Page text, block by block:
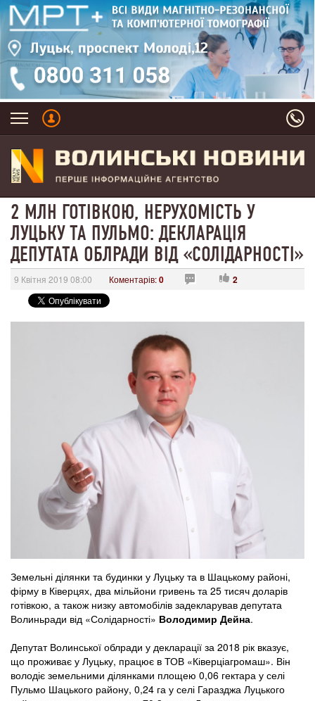
2 МЛН ГОТІВКОЮ, НЕРУХОМІСТЬ У
ЛУЦЬКУ ТА ПУЛЬМО: ДЕКЛАРАЦІЯ
ДЕПУТАТА ОБЛРАДИ ВІД «СОЛІДАРНОСТІ»
9 Квітня 2019 08:00 Коментарів:0 2
Земельні ділянки та будинки у Луцьку та в Шацькому районі,
фірму в Ківерцях, два мільйони гривень та 25 тисяч доларів
готівкою, а також низку автомобілів задекларував депутата
Волиньради від «Солідарності» Володимир Дейна.
Депутат Волинської облради у декларації за 2018 рік вказує,
що проживає у Луцьку, працює в ТОВ «Ківерціагромаш». Він
володіє земельними ділянками площею 0,06 гектара у селі
Пульмо Шацького району, 0,24 га у селі Гаразджа Луцького